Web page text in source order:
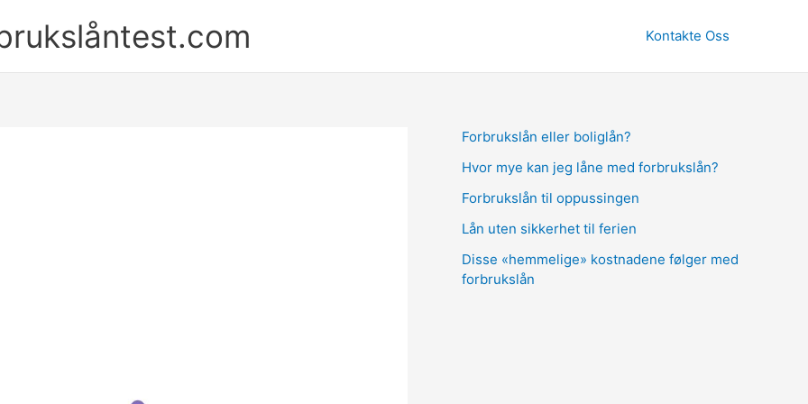
Kontakte Oss
Forbrukslån eller boliglån?
Hvor mye kan jeg låne med forbrukslån?
Forbrukslån til oppussingen
Lån uten sikkerhet til ferien
Disse «hemmelige» kostnadene følger med
forbrukslån